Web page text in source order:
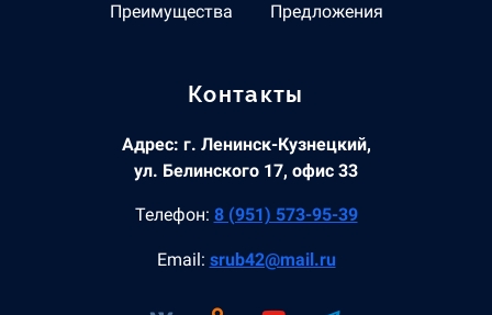
Преимущества
Предложения
Контакты
Адрес: г. Ленинск-Кузнецкий,
ул. Белинского 17, офис 33
Телефон: 8 (951) 573-95-39
Email: srub42@mail.ru